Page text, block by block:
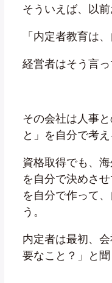
そういえば、以
「内定者教育は
経営者はそう言っ
その会社は人事
と」を自分で考
資格取得でも、
を自分で決めさ
を自分で作って
う。
内定者は最初、
要なこと？」と